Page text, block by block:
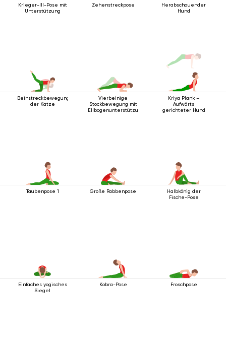
Krieger-III-Pose mit
Unterstützung
Zehenstreckpose
Herabschauender
Hund
Beinstreckbewegung
der Katze
Vierbeinige
Stockbewegung mit
Ellbogenunterstützung
Kriya Plank –
Aufwärts
gerichteter Hund
Taubenpose 1 Große Robbenpose
Halbkönig der
Fische-Pose
Einfaches yogisches
Siegel
Kobra-Pose Froschpose